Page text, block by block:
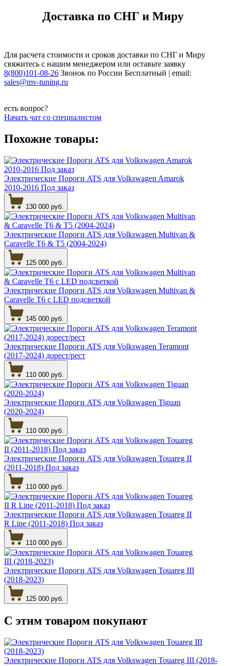
Доставка по СНГ и Миру
Для расчета стоимости и сроков доставки по СНГ и Миру
свяжитесь с нашим менеджером или оставьте заявку
8(800)101-08-26 Звонок по России Бесплатный | email:
sales@mv-tuning.ru
есть вопрос?
Начать чат со специалистом
Похожие товары:
Электрические Пороги ATS для Volkswagen Amarok
2010-2016 Под заказ
130 000 руб.
Электрические Пороги ATS для Volkswagen Multivan &
Caravelle T6 & Т5 (2004-2024)
125 000 руб.
Электрические Пороги ATS для Volkswagen Multivan &
Caravelle T6 с LED подсветкой
145 000 руб.
Электрические Пороги ATS для Volkswagen Teramont
(2017-2024) дорест/рест
110 000 руб.
Электрические Пороги ATS для Volkswagen Tiguan
(2020-2024)
110 000 руб.
Электрические Пороги ATS для Volkswagen Touareg II
(2011-2018) Под заказ
110 000 руб.
Электрические Пороги ATS для Volkswagen Touareg II
R Line (2011-2018) Под заказ
110 000 руб.
Электрические Пороги ATS для Volkswagen Touareg III
(2018-2023)
125 000 руб.
С этим товаром покупают
Электрические Пороги ATS для Volkswagen Touareg III (2018-